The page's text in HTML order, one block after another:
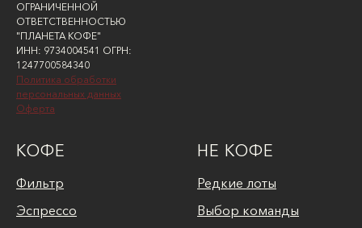
ОГРАНИЧЕННОЙ
ОТВЕТСТВЕННОСТЬЮ
"ПЛАНЕТА КОФЕ"
ИНН: 9734004541 ОГРН:
1247700584340
Политика обработки
персональных данных
Оферта
КОФЕ
Фильтр
Эспрессо
НЕ КОФЕ
Редкие лоты
Выбор команды